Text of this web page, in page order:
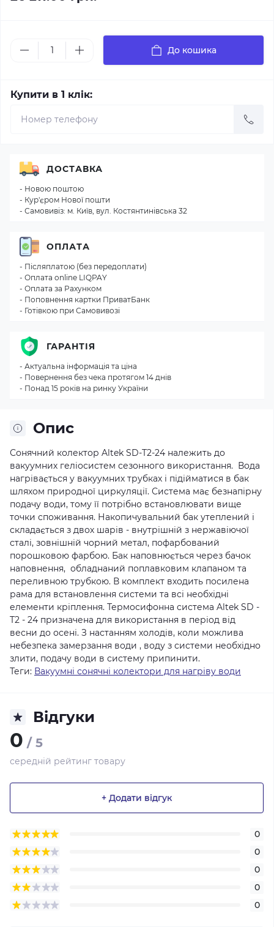
До кошика
Купити в 1 клік:
Опис
Сонячний колектор Altek SD-T2-24 належить до
вакуумних геліосистем сезонного використання. Вода
нагрівається у вакуумних трубках і підійматися в бак
шляхом природної циркуляції. Система має безнапірну
подачу води, тому її потрібно встановлювати вище
точки споживання. Накопичувальний бак утеплений і
складається з двох шарів - внутрішній з нержавіючої
сталі, зовнішній чорний метал, пофарбований
порошковою фарбою. Бак наповнюється через бачок
наповнення, обладнаний поплавковим клапаном та
переливною трубкою. В комплект входить посилена
рама для встановлення системи та всі необхідні
елементи кріплення. Термосифонна система Altek SD -
T2 - 24 призначена для використання в період від
весни до осені. З настанням холодів, коли можлива
небезпека замерзання води , воду з системи необхідно
злити, подачу води в систему припинити.
Теги: Вакуумні сонячні колектори для нагріву води
Відгуки
0 / 5
середній рейтинг товару
+ Додати відгук
0
0
0
0
0
ДОСТАВКА
- Новою поштою
- Кур'єром Нової пошти
- Самовивіз: м. Київ, вул. Костянтинівська 32
ОПЛАТА
- Післяплатою (без передоплати)
- Оплата online LIQPAY
- Оплата за Рахунком
- Поповнення картки ПриватБанк
- Готівкою при Самовивозі
ГАРАНТІЯ
- Актуальна інформація та ціна
- Повернення без чека протягом 14 днів
- Понад 15 років на ринку України